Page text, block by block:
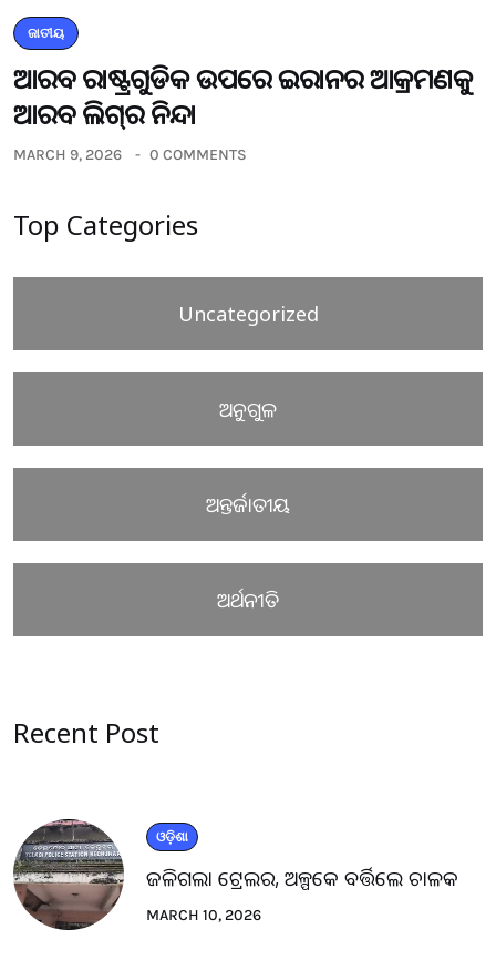
ଜାତୀୟ
ଆରବ ରାଷ୍ଟ୍ରଗୁଡିକ ଉପରେ ଇରାନର ଆକ୍ରମଣକୁ
ଆରବ ଲିଗ୍‌ର ନିନ୍ଦା
MARCH 9, 2026 0 COMMENTS
Top Categories
Uncategorized
ଅନୁଗୁଳ
ଅନ୍ତର୍ଜାତୀୟ
ଅର୍ଥନୀତି
Recent Post
ଓଡ଼ିଶା
ଜଳିଗଲା ଟ୍ରେଲର, ଅଳ୍ପକେ ବର୍ତ୍ତିଲେ ଚାଳକ
MARCH 10, 2026